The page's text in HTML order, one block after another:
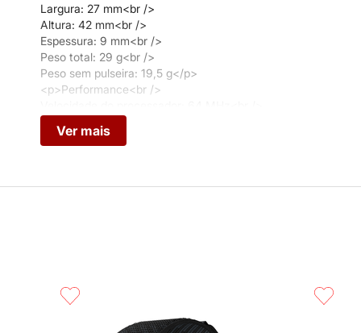
Largura: 27 mm<br />
Altura: 42 mm<br />
Espessura: 9 mm<br />
Peso total: 29 g<br />
Peso sem pulseira: 19,5 g</p>
<p>Performance<br />
Mem&oacute;ria: 1,3 MB<br />
Armazenamento interno: 16 MB</p>
Moldura: A&ccedil;o inoxid&aacute;vel</p>
Temperatura operacional: de -20 &deg;C a +50 &deg;C</p>
<p>Sensores Avan&ccedil;ados<br />
Ver mais